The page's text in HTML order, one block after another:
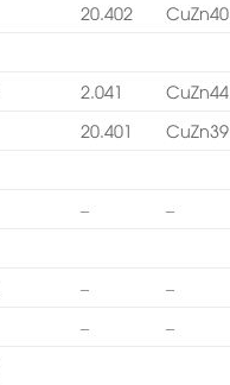
20.402
2.041
20.401
– –
–
–
– –